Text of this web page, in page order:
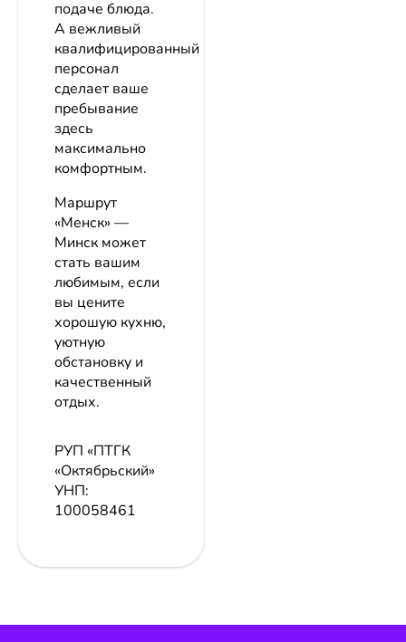
подаче блюда.
А вежливый
квалифицированный
персонал
сделает ваше
пребывание
здесь
максимально
комфортным.
Маршрут
«Менск» —
Минск может
стать вашим
любимым, если
вы цените
хорошую кухню,
уютную
обстановку и
качественный
отдых.
РУП «ПТГК
«Октябрьский»
УНП:
100058461